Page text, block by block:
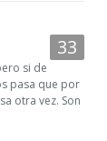
si de
pasa que por
otra vez. Son